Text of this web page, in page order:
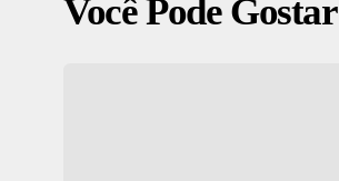
Você Pode Gostar